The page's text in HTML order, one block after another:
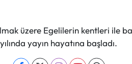
üzere Egelilerin kentleri ile
yılında yayın hayatına başladı.